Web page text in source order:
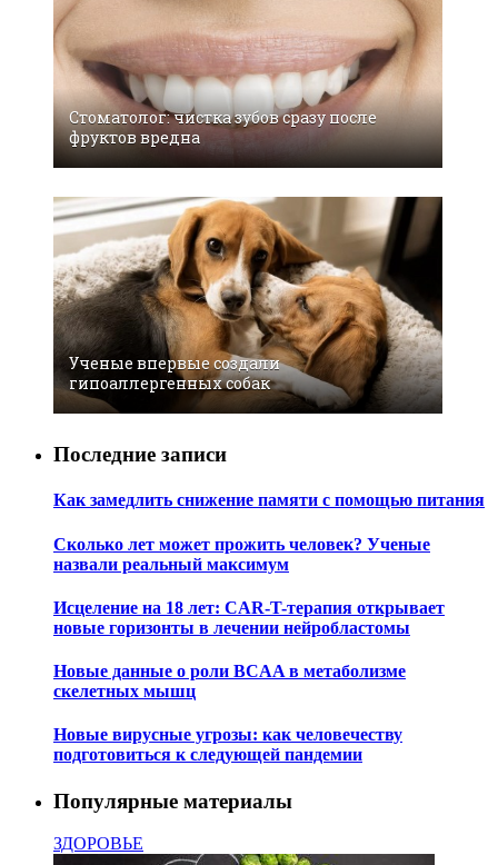
Стоматолог: чистка зубов сразу после
фруктов вредна
Ученые впервые создали
гипоаллергенных собак
Последние записи
Как замедлить снижение памяти с помощью питания
Сколько лет может прожить человек? Ученые
назвали реальный максимум
Исцеление на 18 лет: CAR-T-терапия открывает
новые горизонты в лечении нейробластомы
Новые данные о роли BCAA в метаболизме
скелетных мышц
Новые вирусные угрозы: как человечеству
подготовиться к следующей пандемии
Популярные материалы
ЗДОРОВЬЕ